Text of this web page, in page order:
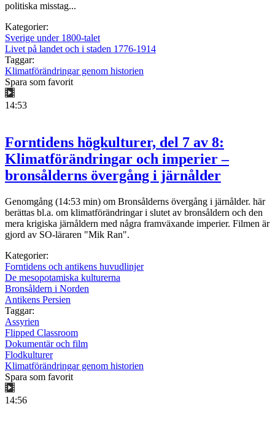
politiska misstag...
Kategorier:
Sverige under 1800-talet
Livet på landet och i staden 1776-1914
Taggar:
Klimatförändringar genom historien
Spara som favorit
14:53
Forntidens högkulturer, del 7 av 8:
Klimatförändringar och imperier –
bronsålderns övergång i järnålder
Genomgång (14:53 min) om Bronsålderns övergång i järnålder. här
berättas bl.a. om klimatförändringar i slutet av bronsåldern och den
mera krigiska järnåldern med några framväxande imperier. Filmen är
gjord av SO-läraren "Mik Ran".
Kategorier:
Forntidens och antikens huvudlinjer
De mesopotamiska kulturerna
Bronsåldern i Norden
Antikens Persien
Taggar:
Assyrien
Flipped Classroom
Dokumentär och film
Flodkulturer
Klimatförändringar genom historien
Spara som favorit
14:56